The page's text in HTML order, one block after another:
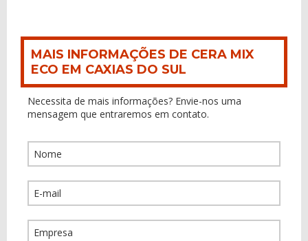
MAIS INFORMAÇÕES DE CERA MIX
ECO EM CAXIAS DO SUL
Necessita de mais informações? Envie-nos uma
mensagem que entraremos em contato.